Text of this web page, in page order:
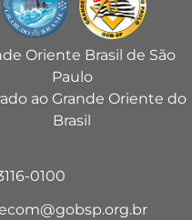
Oriente Brasil de São
Paulo
ao Grande Oriente do
Brasil
0100